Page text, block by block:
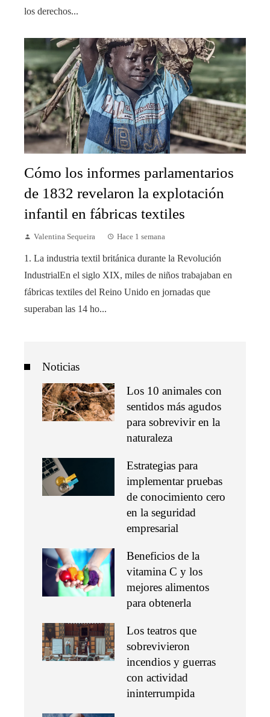
los derechos...
Cómo los informes parlamentarios
de 1832 revelaron la explotación
infantil en fábricas textiles
Valentina Sequeira Hace 1 semana
1. La industria textil británica durante la Revolución
IndustrialEn el siglo XIX, miles de niños trabajaban en
fábricas textiles del Reino Unido en jornadas que
superaban las 14 ho...
Noticias
Los 10 animales con
sentidos más agudos
para sobrevivir en la
naturaleza
Estrategias para
implementar pruebas
de conocimiento cero
en la seguridad
empresarial
Beneficios de la
vitamina C y los
mejores alimentos
para obtenerla
Los teatros que
sobrevivieron
incendios y guerras
con actividad
ininterrumpida